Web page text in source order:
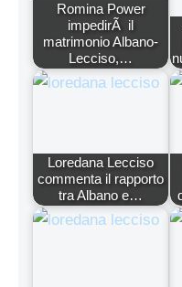
Romina Power
impedirÃ il
matrimonio Albano-
Lecciso,…
Loredana Lecciso
commenta il rapporto
tra Albano e…